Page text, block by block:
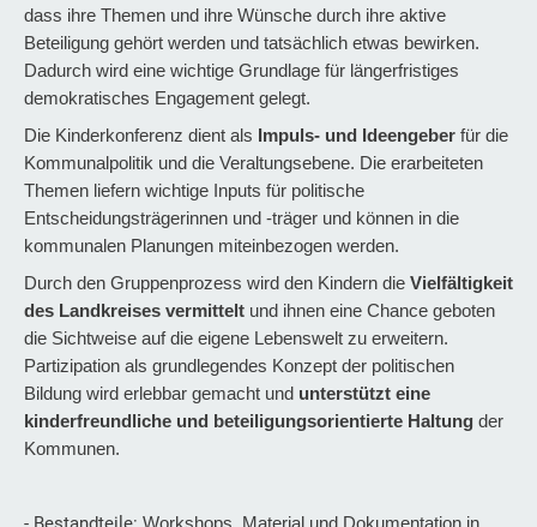
dass ihre Themen und ihre Wünsche durch ihre aktive
Beteiligung gehört werden und tatsächlich etwas bewirken.
Dadurch wird eine wichtige Grundlage für längerfristiges
demokratisches Engagement gelegt.
Die Kinderkonferenz dient als
Impuls- und Ideengeber für die
Kommunalpolitik und die Veraltungsebene. Die erarbeiteten
Themen liefern wichtige Inputs für politische
Entscheidungsträgerinnen und -träger und können in die
kommunalen Planungen miteinbezogen werden.
Durch den Gruppenprozess wird den Kindern die Vielfältigkeit
des Landkreises vermittelt und ihnen eine Chance geboten
die Sichtweise auf die eigene Lebenswelt zu erweitern.
Partizipation als grundlegendes Konzept der politischen
Bildung wird erlebbar gemacht und unterstützt eine
kinderfreundliche und beteiligungsorientierte Haltung der
Kommunen.
Workshops, Material und Dokumentation in